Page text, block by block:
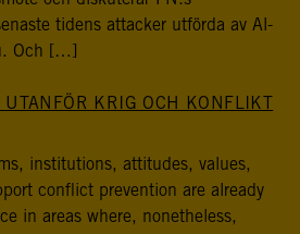
tidens attacker utförda av Al-
Och […]
UTANFÖR KRIG OCH KONFLIKT
institutions, attitudes, values,
conflict prevention are already
in areas where, nonetheless,